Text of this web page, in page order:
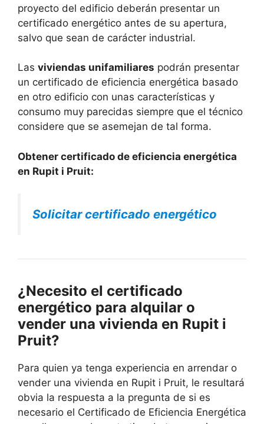
proyecto del edificio deberán presentar un
certificado energético antes de su apertura,
salvo que sean de carácter industrial.
Las viviendas unifamiliares podrán presentar
un certificado de eficiencia energética basado
en otro edificio con unas características y
consumo muy parecidas siempre que el técnico
considere que se asemejan de tal forma.
Obtener certificado de eficiencia energética
en Rupit i Pruit:
Solicitar certificado energético
¿Necesito el certificado
energético para alquilar o
vender una vivienda en Rupit i
Pruit?
Para quien ya tenga experiencia en arrendar o
vender una vivienda en Rupit i Pruit, le resultará
obvia la respuesta a la pregunta de si es
necesario el Certificado de Eficiencia Energética